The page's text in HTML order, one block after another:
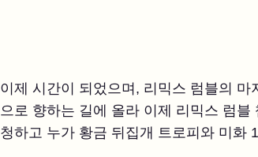
이제 시간이 되었으며, 리믹스 럼블의
으로 향하는 길에 올라 이제 리믹스 럼
청하고 누가 황금 뒤집개 트로피와 미화